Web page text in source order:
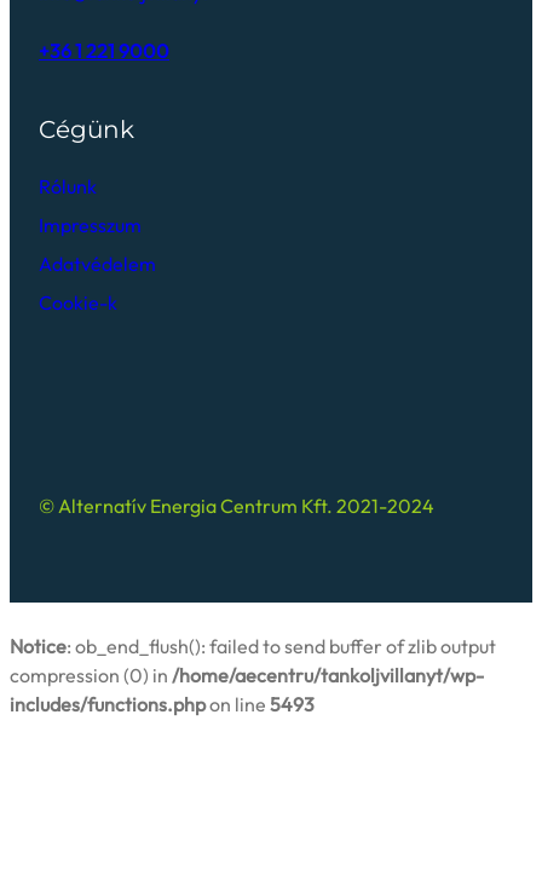
+36 1 221 9000
Cégünk
Rólunk
Impresszum
Adatvédelem
Cookie-k
© Alternatív Energia Centrum Kft. 2021-2024
Notice: ob_end_flush(): failed to send buffer of zlib output
compression (0) in /home/aecentru/tankoljvillanyt/wp-
includes/functions.phpon line 5493